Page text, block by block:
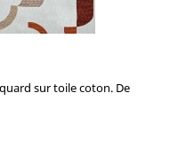
sur toile coton. De